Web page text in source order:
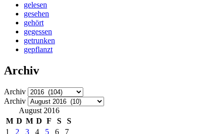
gelesen
gesehen
gehört
gegessen
getrunken
gepflanzt
Archiv
Archiv
Archiv
August 2016
M D M D F S
S
1
2 3 4 5 6 7